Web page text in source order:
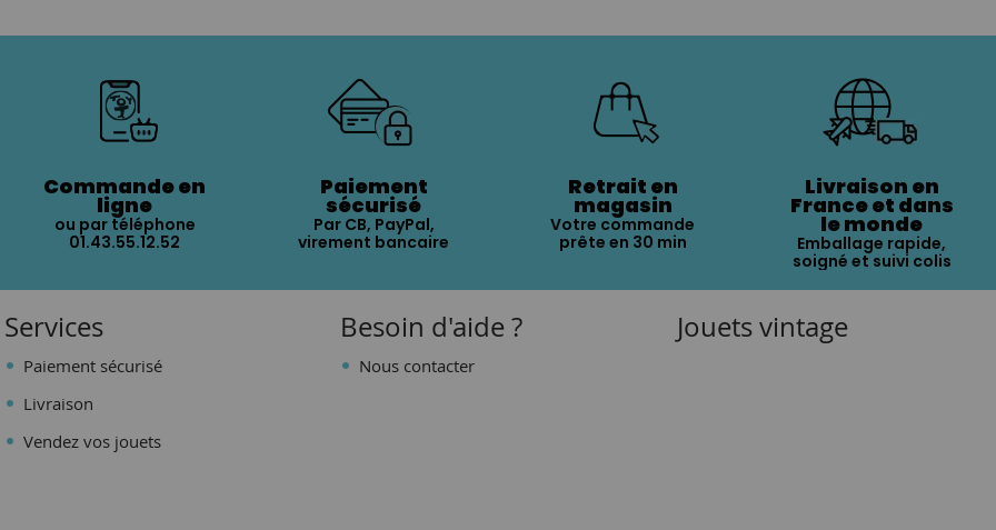
Commande en
ligne
ou par téléphone
01.43.55.12.52
Paiement
sécurisé
Par CB, PayPal,
virement bancaire
Retrait en
magasin
Votre commande
prête en 30 min
Livraison en
France et dans
le monde
Emballage rapide,
soigné et suivi colis
Services
Paiement sécurisé
Livraison
Vendez vos jouets
Besoin d'aide ?
Nous contacter
Jouets vintage